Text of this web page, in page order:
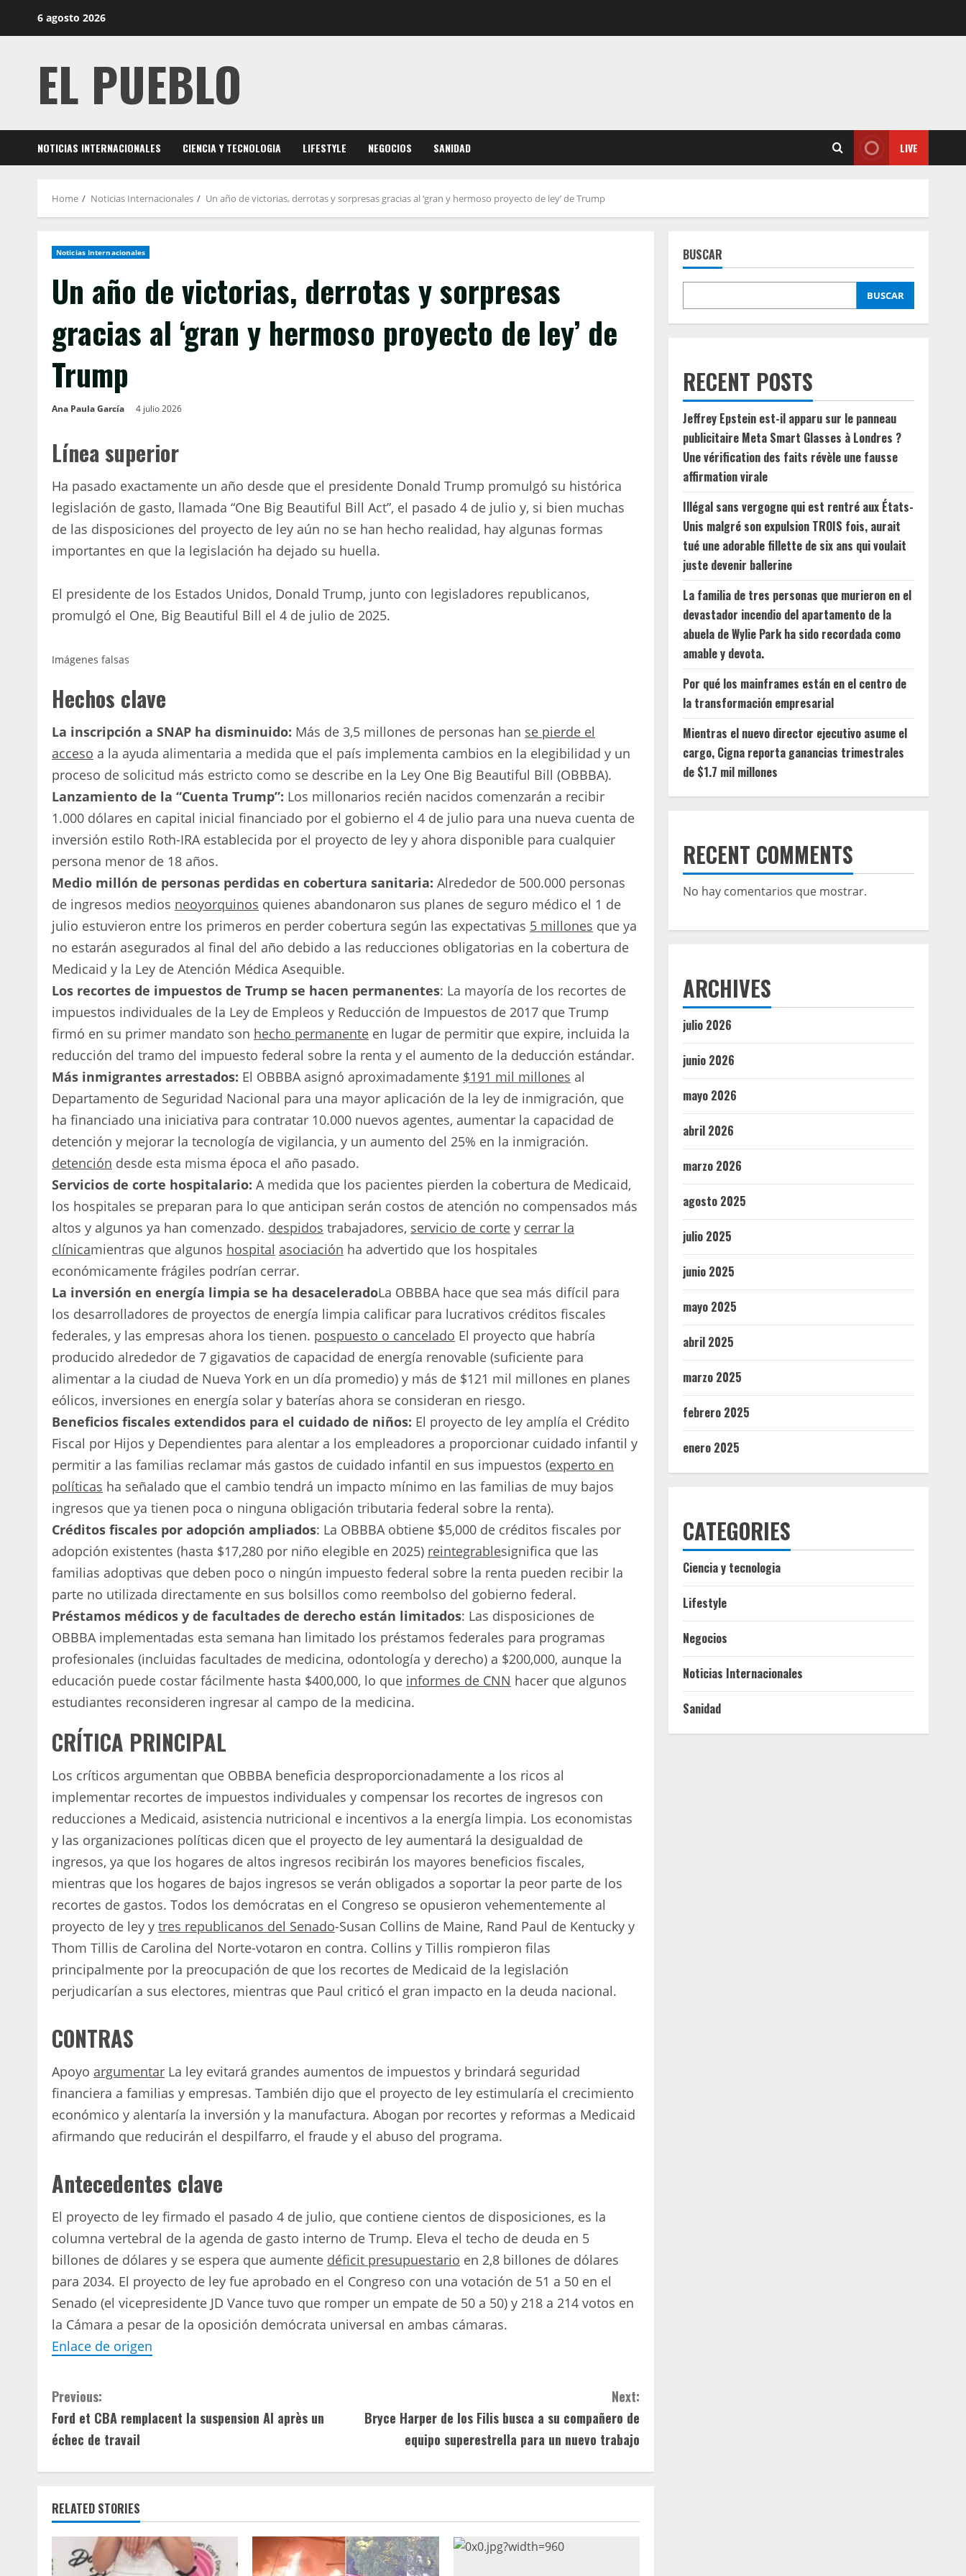
6 agosto 2026
EL PUEBLO
NOTICIAS INTERNACIONALES CIENCIA Y TECNOLOGIA LIFESTYLE NEGOCIOS SANIDAD LIVE
Home Noticias Internacionales Un año de victorias, derrotas y sorpresas gracias al ‘gran y hermoso proyecto de ley’ de Trump
Noticias Internacionales
Un año de victorias, derrotas y sorpresas
gracias al ‘gran y hermoso proyecto de ley’ de
Trump
Ana Paula García 4 julio 2026
Línea superior
Ha pasado exactamente un año desde que el presidente Donald Trump promulgó su histórica
legislación de gasto, llamada “One Big Beautiful Bill Act”, el pasado 4 de julio y, si bien muchas
de las disposiciones del proyecto de ley aún no se han hecho realidad, hay algunas formas
importantes en que la legislación ha dejado su huella.
El presidente de los Estados Unidos, Donald Trump, junto con legisladores republicanos,
promulgó el One, Big Beautiful Bill el 4 de julio de 2025.
Imágenes falsas
Hechos clave
La inscripción a SNAP ha disminuido: Más de 3,5 millones de personas han se pierde el
acceso a la ayuda alimentaria a medida que el país implementa cambios en la elegibilidad y un
proceso de solicitud más estricto como se describe en la Ley One Big Beautiful Bill (OBBBA).
Lanzamiento de la “Cuenta Trump”: Los millonarios recién nacidos comenzarán a recibir
1.000 dólares en capital inicial financiado por el gobierno el 4 de julio para una nueva cuenta de
inversión estilo Roth-IRA establecida por el proyecto de ley y ahora disponible para cualquier
persona menor de 18 años.
Medio millón de personas perdidas en cobertura sanitaria: Alrededor de 500.000 personas
de ingresos medios neoyorquinos quienes abandonaron sus planes de seguro médico el 1 de
julio estuvieron entre los primeros en perder cobertura según las expectativas 5 millones que ya
no estarán asegurados al final del año debido a las reducciones obligatorias en la cobertura de
Medicaid y la Ley de Atención Médica Asequible.
Los recortes de impuestos de Trump se hacen permanentes: La mayoría de los recortes de
impuestos individuales de la Ley de Empleos y Reducción de Impuestos de 2017 que Trump
firmó en su primer mandato son hecho permanente en lugar de permitir que expire, incluida la
reducción del tramo del impuesto federal sobre la renta y el aumento de la deducción estándar.
Más inmigrantes arrestados: El OBBBA asignó aproximadamente $191 mil millones al
Departamento de Seguridad Nacional para una mayor aplicación de la ley de inmigración, que
ha financiado una iniciativa para contratar 10.000 nuevos agentes, aumentar la capacidad de
detención y mejorar la tecnología de vigilancia, y un aumento del 25% en la inmigración.
detención desde esta misma época el año pasado.
Servicios de corte hospitalario: A medida que los pacientes pierden la cobertura de Medicaid,
los hospitales se preparan para lo que anticipan serán costos de atención no compensados ​​más
altos y algunos ya han comenzado. despidos trabajadores, servicio de corte y cerrar la
clínicamientras que algunos hospital asociación ha advertido que los hospitales
económicamente frágiles podrían cerrar.
La inversión en energía limpia se ha desaceleradoLa OBBBA hace que sea más difícil para
los desarrolladores de proyectos de energía limpia calificar para lucrativos créditos fiscales
federales, y las empresas ahora los tienen. pospuesto o cancelado El proyecto que habría
producido alrededor de 7 gigavatios de capacidad de energía renovable (suficiente para
alimentar a la ciudad de Nueva York en un día promedio) y más de $121 mil millones en planes
eólicos, inversiones en energía solar y baterías ahora se consideran en riesgo.
Beneficios fiscales extendidos para el cuidado de niños: El proyecto de ley amplía el Crédito
Fiscal por Hijos y Dependientes para alentar a los empleadores a proporcionar cuidado infantil y
permitir a las familias reclamar más gastos de cuidado infantil en sus impuestos (experto en
políticas ha señalado que el cambio tendrá un impacto mínimo en las familias de muy bajos
ingresos que ya tienen poca o ninguna obligación tributaria federal sobre la renta).
Créditos fiscales por adopción ampliados: La OBBBA obtiene $5,000 de créditos fiscales por
adopción existentes (hasta $17,280 por niño elegible en 2025) reintegrablesignifica que las
familias adoptivas que deben poco o ningún impuesto federal sobre la renta pueden recibir la
parte no utilizada directamente en sus bolsillos como reembolso del gobierno federal.
Préstamos médicos y de facultades de derecho están limitados: Las disposiciones de
OBBBA implementadas esta semana han limitado los préstamos federales para programas
profesionales (incluidas facultades de medicina, odontología y derecho) a $200,000, aunque la
educación puede costar fácilmente hasta $400,000, lo que informes de CNN hacer que algunos
estudiantes reconsideren ingresar al campo de la medicina.
CRÍTICA PRINCIPAL
Los críticos argumentan que OBBBA beneficia desproporcionadamente a los ricos al
implementar recortes de impuestos individuales y compensar los recortes de ingresos con
reducciones a Medicaid, asistencia nutricional e incentivos a la energía limpia. Los economistas
y las organizaciones políticas dicen que el proyecto de ley aumentará la desigualdad de
ingresos, ya que los hogares de altos ingresos recibirán los mayores beneficios fiscales,
mientras que los hogares de bajos ingresos se verán obligados a soportar la peor parte de los
recortes de gastos. Todos los demócratas en el Congreso se opusieron vehementemente al
proyecto de ley y tres republicanos del Senado-Susan Collins de Maine, Rand Paul de Kentucky y
Thom Tillis de Carolina del Norte-votaron en contra. Collins y Tillis rompieron filas
principalmente por la preocupación de que los recortes de Medicaid de la legislación
perjudicarían a sus electores, mientras que Paul criticó el gran impacto en la deuda nacional.
CONTRAS
Apoyo argumentar La ley evitará grandes aumentos de impuestos y brindará seguridad
financiera a familias y empresas. También dijo que el proyecto de ley estimularía el crecimiento
económico y alentaría la inversión y la manufactura. Abogan por recortes y reformas a Medicaid
afirmando que reducirán el despilfarro, el fraude y el abuso del programa.
Antecedentes clave
El proyecto de ley firmado el pasado 4 de julio, que contiene cientos de disposiciones, es la
columna vertebral de la agenda de gasto interno de Trump. Eleva el techo de deuda en 5
billones de dólares y se espera que aumente déficit presupuestario en 2,8 billones de dólares
para 2034. El proyecto de ley fue aprobado en el Congreso con una votación de 51 a 50 en el
Senado (el vicepresidente JD Vance tuvo que romper un empate de 50 a 50) y 218 a 214 votos en
la Cámara a pesar de la oposición demócrata universal en ambas cámaras.
Enlace de origen
C
o
i
n
Previous:
Ford et CBA remplacent la suspension AI après un
échec de travail
Next:
Bryce Harper de los Filis busca a su compañero de
equipo superestrella para un nuevo trabajo
RELATED STORIES
BUSCAR
BUSCAR
RECENT POSTS
Jeffrey Epstein est-il apparu sur le panneau
publicitaire Meta Smart Glasses à Londres ?
Une vérification des faits révèle une fausse
affirmation virale
Illégal sans vergogne qui est rentré aux États-
Unis malgré son expulsion TROIS fois, aurait
tué une adorable fillette de six ans qui voulait
juste devenir ballerine
La familia de tres personas que murieron en el
devastador incendio del apartamento de la
abuela de Wylie Park ha sido recordada como
amable y devota.
Por qué los mainframes están en el centro de
la transformación empresarial
Mientras el nuevo director ejecutivo asume el
cargo, Cigna reporta ganancias trimestrales
de $1.7 mil millones
RECENT COMMENTS
No hay comentarios que mostrar.
ARCHIVES
julio 2026
junio 2026
mayo 2026
abril 2026
marzo 2026
agosto 2025
julio 2025
junio 2025
mayo 2025
abril 2025
marzo 2025
febrero 2025
enero 2025
CATEGORIES
Ciencia y tecnologia
Lifestyle
Negocios
Noticias Internacionales
Sanidad